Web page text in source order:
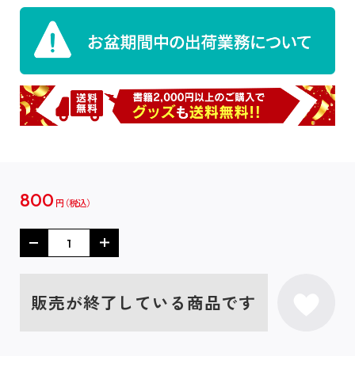
800 円
販売が終了している商品です